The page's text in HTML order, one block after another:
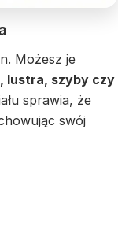
Możesz je
lustra, szyby czy
sprawia, że
swój